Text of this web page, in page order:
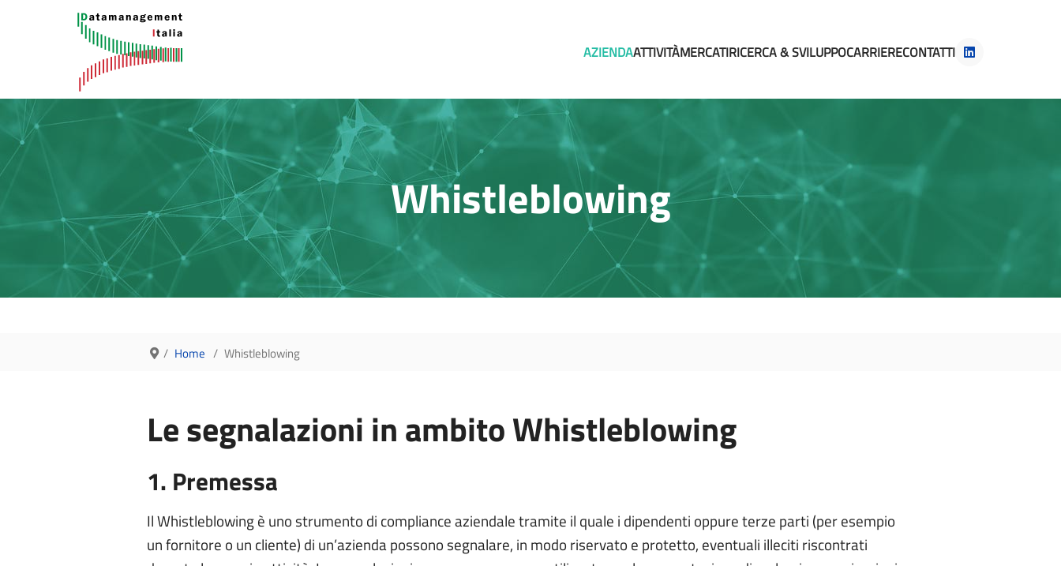
AZIENDAATTIVITÀMERCATIRICERCA & SVILUPPOCARRIERECONTATTI
Whistleblowing
Home Whistleblowing
Le segnalazioni in ambito Whistleblowing
1. Premessa
Il Whistleblowing è uno strumento di compliance aziendale tramite il quale i dipendenti oppure terze parti (per esempio
un fornitore o un cliente) di un’azienda possono segnalare, in modo riservato e protetto, eventuali illeciti riscontrati